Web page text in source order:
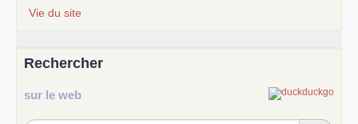
Vie du site
Rechercher
sur le web